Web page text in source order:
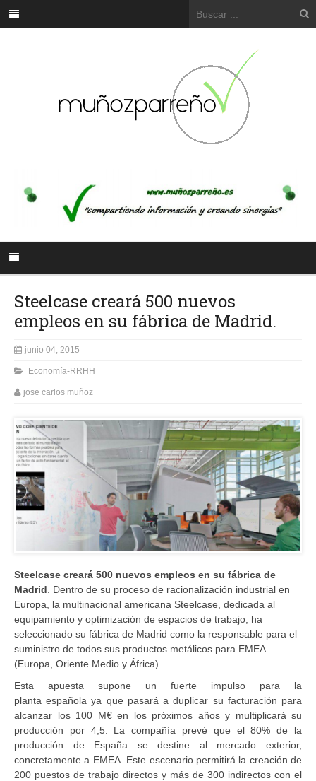
Steelcase creará 500 nuevos
empleos en su fábrica de Madrid.
junio 04, 2015
Economía-RRHH
jose carlos muñoz
Steelcase creará 500 nuevos empleos en su fábrica de
Madrid . Dentro de su proceso de racionalización industrial en
Europa, la multinacional americana Steelcase, dedicada al
equipamiento y optimización de espacios de trabajo, ha
seleccionado su fábrica de Madrid como la responsable para el
suministro de todos sus productos metálicos para EMEA
(Europa, Oriente Medio y África).
Esta apuesta supone un fuerte impulso para la
planta española ya que pasará a duplicar su facturación para
alcanzar los 100 M€ en los próximos años y multiplicará su
producción por 4,5. La compañía prevé que el 80% de la
producción de España se destine al mercado exterior,
concretamente a EMEA. Este escenario permitirá la creación de
200 puestos de trabajo directos y más de 300 indirectos con el